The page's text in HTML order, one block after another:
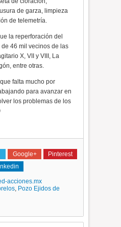
de garza, limpieza
de telemetría.
la reperforación del
46 mil vecinos de las
X, VII y VIII, La
entre otras.
falta mucho por
para avanzar en
los problemas de los
Google+
Pinterest
acciones.mx
, Pozo Ejidos de